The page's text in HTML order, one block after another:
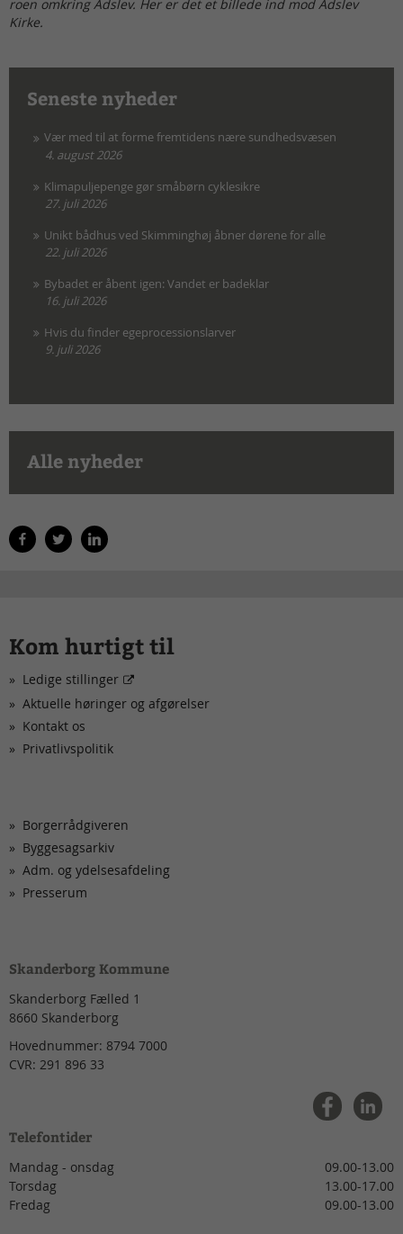
roen omkring Adslev. Her er det et billede ind mod Adslev
Kirke.
Seneste nyheder
Vær med til at forme fremtidens nære sundhedsvæsen
4. august 2026
Klimapuljepenge gør småbørn cyklesikre
27. juli 2026
Unikt bådhus ved Skimminghøj åbner dørene for alle
22. juli 2026
Bybadet er åbent igen: Vandet er badeklar
16. juli 2026
Hvis du finder egeprocessionslarver
9. juli 2026
Alle nyheder
Kom hurtigt til
Ledige stillinger
Aktuelle høringer og afgørelser
Kontakt os
Privatlivspolitik
Borgerrådgiveren
Byggesagsarkiv
Adm. og ydelsesafdeling
Presserum
Skanderborg Kommune
Skanderborg Fælled 1
8660 Skanderborg
Hovednummer: 8794 7000
CVR: 291 896 33
Telefontider
Mandag - onsdag
09.00-13.00
Torsdag
13.00-17.00
Fredag
09.00-13.00